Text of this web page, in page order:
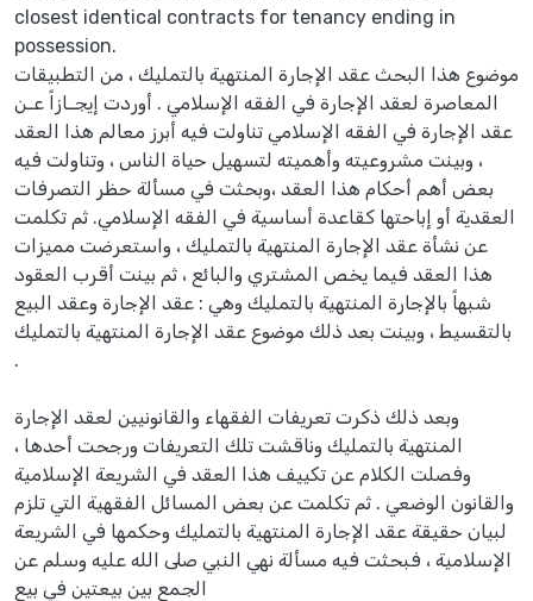
closest identical contracts for tenancy ending in
possession.
موضوع هذا البحث عقد الإجارة المنتهية بالتمليك ، من التطبيقات
المعاصرة لعقد الإجارة في الفقه الإسلامي . أوردت إيجـازاً عـن
عقد الإجارة في الفقه الإسلامي تناولت فيه أبرز معالم هذا العقد
، وبينت مشروعيته وأهميته لتسهيل حياة الناس ، وتناولت فيه
بعض أهم أحكام هذا العقد ،وبحثت في مسألة حظر التصرفات
العقدية أو إباحتها كقاعدة أساسية في الفقه الإسلامي. ثم تكلمت
عن نشأة عقد الإجارة المنتهية بالتمليك ، واستعرضت مميزات
هذا العقد فيما يخص المشتري والبائع ، ثم بينت أقرب العقود
شبهاً بالإجارة المنتهية بالتمليك وهي : عقد الإجارة وعقد البيع
بالتقسيط ، وبينت بعد ذلك موضوع عقد الإجارة المنتهية بالتمليك
.
وبعد ذلك ذكرت تعريفات الفقهاء والقانونيين لعقد الإجارة
المنتهية بالتمليك وناقشت تلك التعريفات ورجحت أحدها ،
وفصلت الكلام عن تكييف هذا العقد في الشريعة الإسلامية
والقانون الوضعي . ثم تكلمت عن بعض المسائل الفقهية التي تلزم
لبيان حقيقة عقد الإجارة المنتهية بالتمليك وحكمها في الشريعة
الإسلامية ، فبحثت فيه مسألة نهي النبي صلى الله عليه وسلم عن
الجمع بين بيعتين في بيع